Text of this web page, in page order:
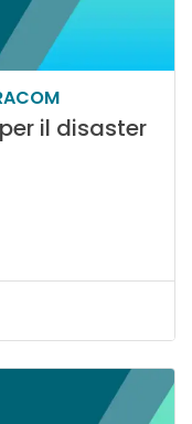
il disaster